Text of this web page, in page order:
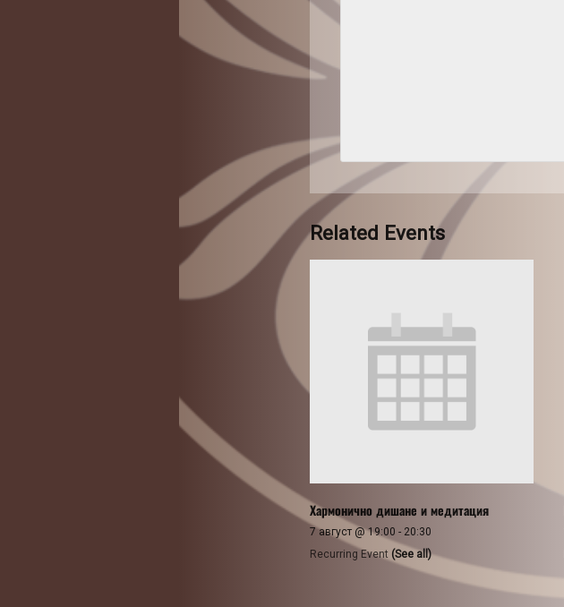
Related Events
Хармонично дишане и медитация
7 август @ 19:00 - 20:30
Recurring Event (See all)